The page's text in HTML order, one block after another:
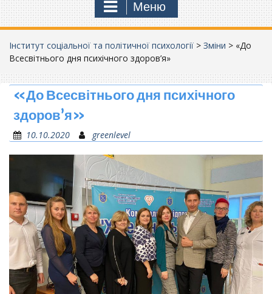
Меню
Інститут соціальної та політичної психології > Зміни > «До
Всесвітнього дня психічного здоров’я»
«До Всесвітнього дня психічного
здоров’я»
10.10.2020 greenlevel